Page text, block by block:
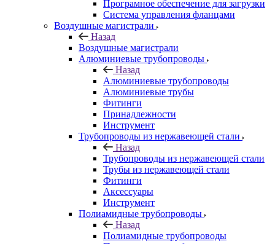
Програмное обеспечение для загрузки
Система управления фланцами
Воздушные магистрали
Назад
Воздушные магистрали
Алюминиевые трубопроводы
Назад
Алюминиевые трубопроводы
Алюминиевые трубы
Фитинги
Принадлежности
Инструмент
Трубопроводы из нержавеющей стали
Назад
Трубопроводы из нержавеющей стали
Трубы из нержавеющей стали
Фитинги
Аксессуары
Инструмент
Полиамидные трубопроводы
Назад
Полиамидные трубопроводы